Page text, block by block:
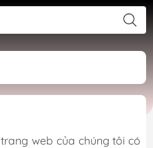
web của chúng tôi có